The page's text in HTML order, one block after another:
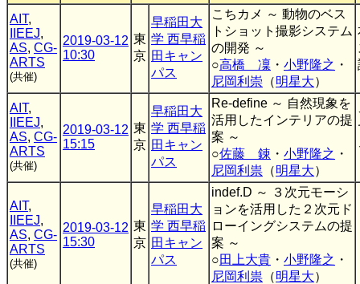
AIT,
IIEEJ,
AS, CG-
ARTS
(共催)
2019-03-12
10:30
東
京
早稲田大
学 西早稲
田キャン
パス
こちカメ ～ 動物のベス
トショット撮影システム
の開発 ～
○高橋 凜 ・ 小野隆之 ・
尼岡利崇 （明星大）
AIT,
IIEEJ,
AS, CG-
ARTS
(共催)
2019-03-12
15:15
東
京
早稲田大
学 西早稲
田キャン
パス
Re-define ～ 自然現象を
活用したインテリアの提
案 ～
○佐藤 錬 ・ 小野隆之 ・
尼岡利祟 （明星大）
AIT,
IIEEJ,
AS, CG-
ARTS
(共催)
2019-03-12
15:30
東
京
早稲田大
学 西早稲
田キャン
パス
indef.D ～ ３次元モーシ
ョンを活用した２次元ド
ローイングシステムの提
案 ～
○田上大貴 ・ 小野隆之 ・
尼岡利祟 （明星大）